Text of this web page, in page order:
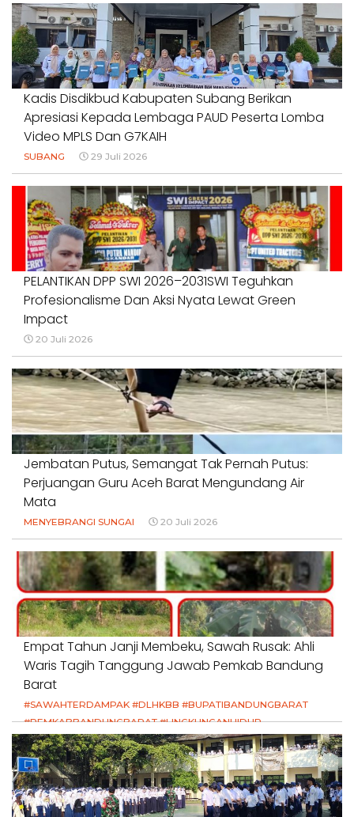
#PENDIDIKANWARTAWAN #SWINASIONAL #SWIJABAR
1 Agustus 2026
Kadis Disdikbud Kabupaten Subang Berikan
Apresiasi Kepada Lembaga PAUD Peserta Lomba
Video MPLS Dan G7KAIH
SUBANG 29 Juli 2026
PELANTIKAN DPP SWI 2026–2031SWI Teguhkan
Profesionalisme Dan Aksi Nyata Lewat Green
Impact
20 Juli 2026
Jembatan Putus, Semangat Tak Pernah Putus:
Perjuangan Guru Aceh Barat Mengundang Air
Mata
MENYEBRANGI SUNGAI 20 Juli 2026
Empat Tahun Janji Membeku, Sawah Rusak: Ahli
Waris Tagih Tanggung Jawab Pemkab Bandung
Barat
#SAWAHTERDAMPAK #DLHKBB #BUPATIBANDUNGBARAT
#PEMKABBANDUNGBARAT #LINGKUNGANHIDUP
#HAKPETANI #KEADILANUNTUKPETANI
#NORMALISASISALURAN #IRIGASIRUSAK
#DUGAANPENCEMARAN #AKUNTABILITASPEMERINTAH
18 Juli 2026